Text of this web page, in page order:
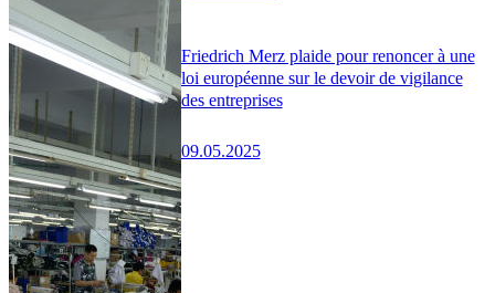
Friedrich Merz plaide pour renoncer à une
loi européenne sur le devoir de vigilance
des entreprises
09.05.2025